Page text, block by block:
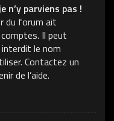
n’y parviens pas !
du forum ait
Il peut
le nom
Contactez un
de l’aide.